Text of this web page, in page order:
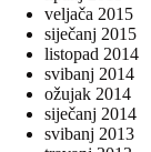
veljača 2015
siječanj 2015
listopad 2014
svibanj 2014
ožujak 2014
siječanj 2014
svibanj 2013